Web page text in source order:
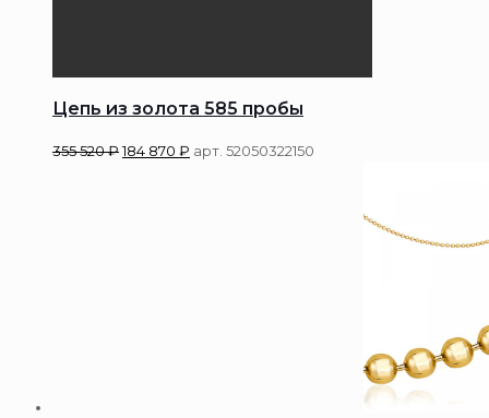
Цепь из золота 585 пробы
355 520₽184 870 ₽ арт. 52050322150